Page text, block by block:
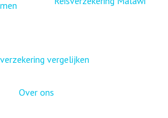
vergelijken
Over ons